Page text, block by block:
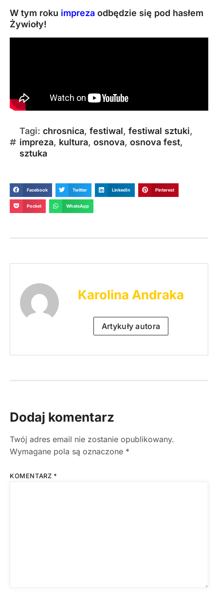
W tym roku impreza odbędzie się pod hasłem
Żywioły!
Tagi: chrosnica, festiwal, festiwal sztuki,
impreza, kultura, osnova, osnova fest,
sztuka
Facebook Twitter LinkedIn Pinterest
Pocket WhatsApp
Karolina Andraka
Artykuły autora
Dodaj komentarz
Twój adres email nie zostanie opublikowany.
Wymagane pola są oznaczone *
KOMENTARZ *